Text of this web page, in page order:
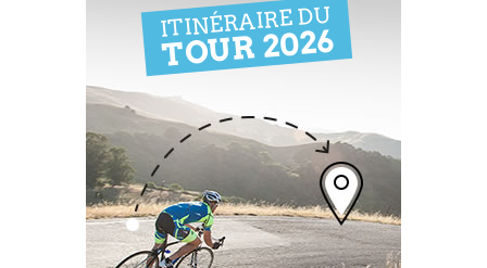
ITINÉRAIRE DU
TOUR 2026